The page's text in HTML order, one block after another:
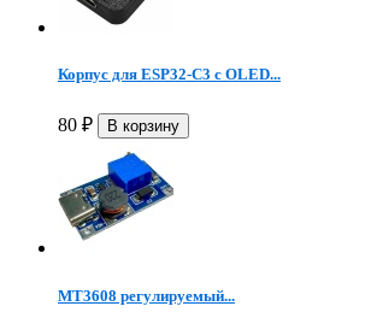
Корпус для ESP32-C3 с OLED...
80 ₽
MT3608 регулируемый...